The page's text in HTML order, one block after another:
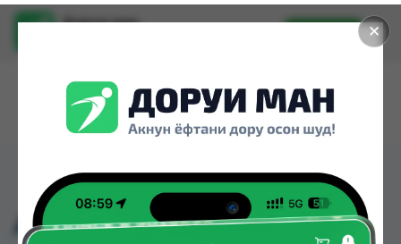
✕
Доруи ман
Установить
АМЛОКОР-А ТАБ №30